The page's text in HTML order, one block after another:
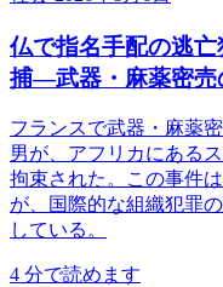
仏で指名手配の逃
捕―武器・麻薬密売
フランスで武器・麻薬
男が、アフリカにある
拘束された。この事件
が、国際的な組織犯罪
している。
4 分で読めます